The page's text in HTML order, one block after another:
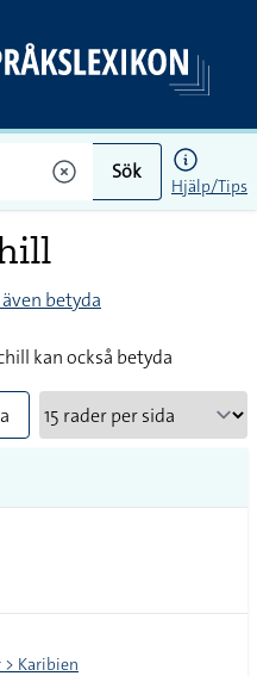
Sök
Hjälp/Tips
även betyda
kan också betyda
Karibien